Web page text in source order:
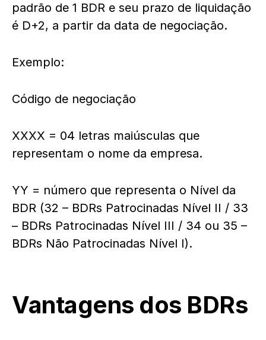
padrão de 1 BDR e seu prazo de liquidação
é D+2, a partir da data de negociação.
Exemplo:
Código de negociação
XXXX = 04 letras maiúsculas que
representam o nome da empresa.
YY = número que representa o Nível da
BDR (32 – BDRs Patrocinadas Nível II / 33
– BDRs Patrocinadas Nível III / 34 ou 35 –
BDRs Não Patrocinadas Nível I).
Vantagens dos BDRs